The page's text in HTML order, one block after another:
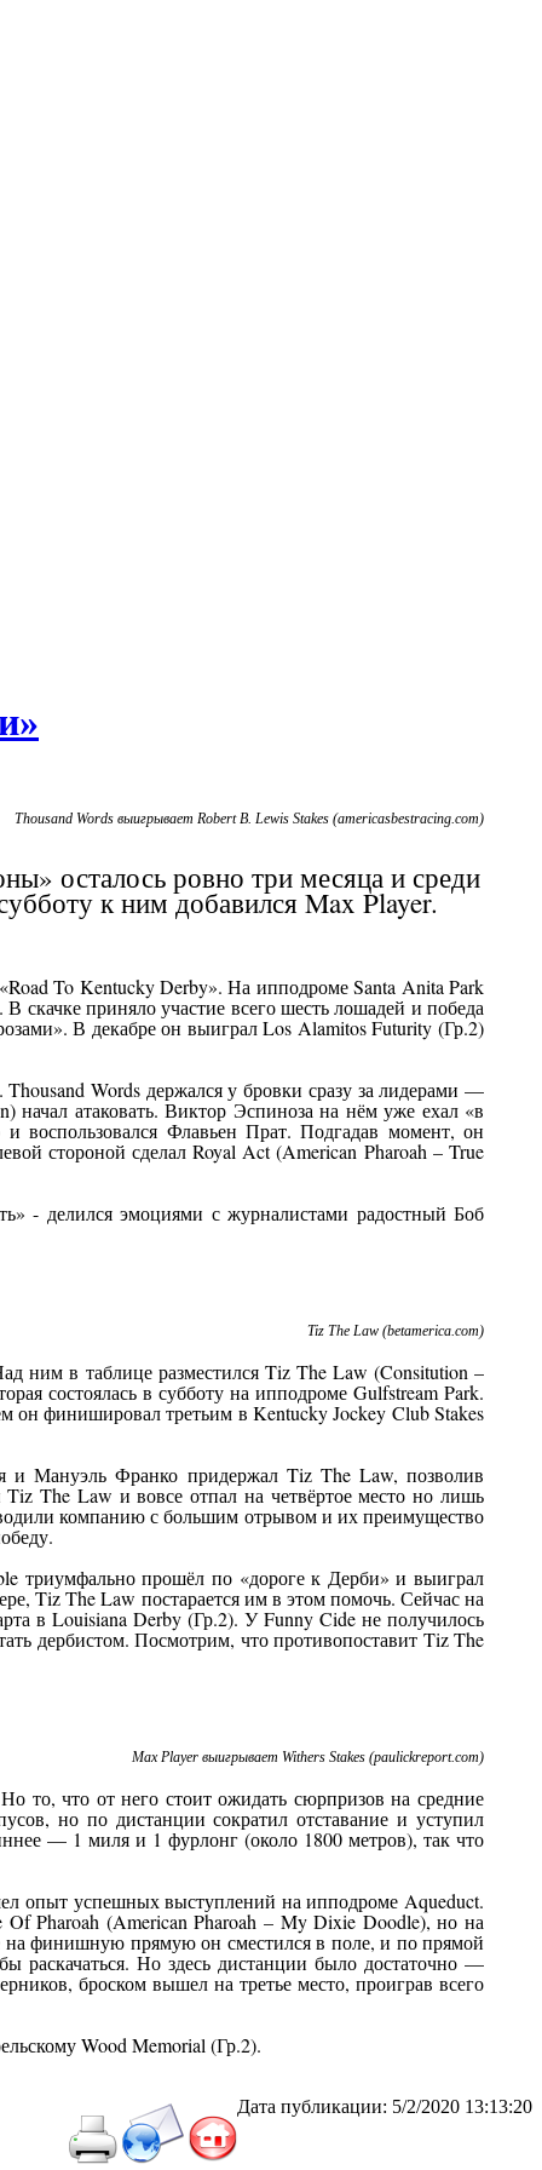
Thousand Words выигрывает Robert B. Lewis Stakes (americasbestracing.com)
осталось ровно три месяца и среди
к ним добавился Max Player.
To Kentucky Derby». На ипподроме Santa Anita Park
скачке приняло участие всего шесть лошадей и победа
В декабре он выиграл Los Alamitos Futurity (Гр.2)
Words держался у бровки сразу за лидерами —
атаковать. Виктор Эспиноза на нём уже ехал «в
воспользовался Флавьен Прат. Подгадав момент, он
стороной сделал Royal Act (American Pharoah – True
- делился эмоциями с журналистами радостный Боб
Tiz The Law (betamerica.com)
ним в таблице разместился Tiz The Law (Consitution –
состоялась в субботу на ипподроме Gulfstream Park.
он финишировал третьим в Kentucky Jockey Club Stakes
и Мануэль Франко придержал Tiz The Law, позволив
The Law и вовсе отпал на четвёртое место но лишь
компанию с большим отрывом и их преимущество
триумфально прошёл по «дороге к Дерби» и выиграл
Tiz The Law постарается им в этом помочь. Сейчас на
в Louisiana Derby (Гр.2). У Funny Cide не получилось
дербистом. Посмотрим, что противопоставит Tiz The
Max Player выигрывает Withers Stakes (paulickreport.com)
то, что от него стоит ожидать сюрпризов на средние
но по дистанции сократил отставание и уступил
— 1 миля и 1 фурлонг (около 1800 метров), так что
опыт успешных выступлений на ипподроме Aqueduct.
Of Pharoah (American Pharoah – My Dixie Doodle), но на
на финишную прямую он сместился в поле, и по прямой
раскачаться. Но здесь дистанции было достаточно —
броском вышел на третье место, проиграв всего
Wood Memorial (Гр.2).
Дата публикации: 5/2/2020 13:13:20